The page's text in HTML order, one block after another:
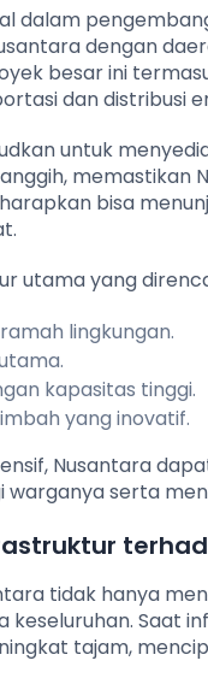
dalam
dengan
besar ini
dan distribusi
untuk
bisa
utama yang
lingkungan.
kapasitas tinggi.
yang inovatif.
Nusantara
serta
tidak hanya
keseluruhan. Saat
tajam,